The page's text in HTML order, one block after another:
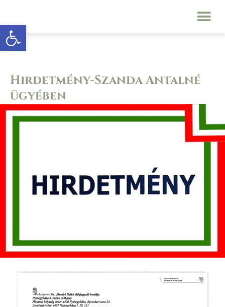
Eszköztár megnyitása
Hirdetmény-Szanda Antalné
ügyében